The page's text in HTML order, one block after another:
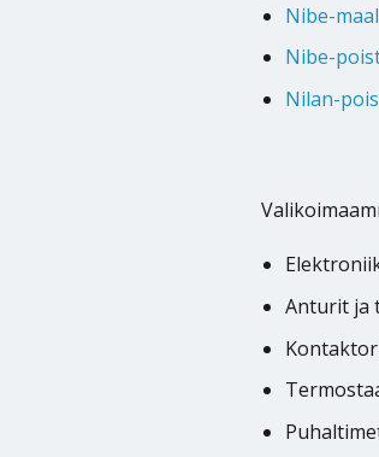
Nibe-
Nibe-
Nilan-
Anturit ja